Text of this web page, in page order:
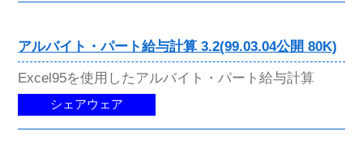
アルバイト・パート給与計算 3.2(99.03.04公開 80K)
Excel95を使用したアルバイト・パート給与計算
シェアウェア